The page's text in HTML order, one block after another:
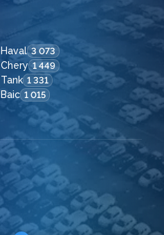
Haval 3 073
Chery 1 449
Tank 1 331
Baic 1 015